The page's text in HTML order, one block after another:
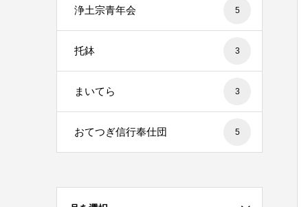
浄土宗青年会 5
托鉢 3
まいてら 3
おてつぎ信行奉仕団 5